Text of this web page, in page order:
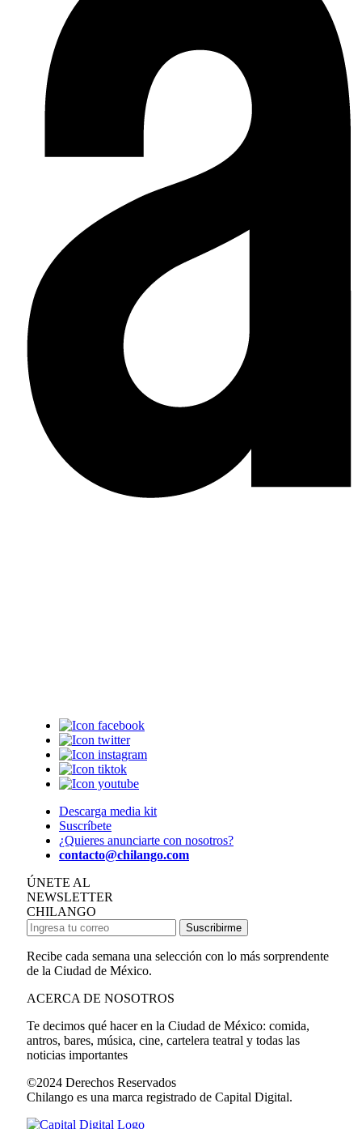
Descarga media kit
Suscríbete
¿Quieres anunciarte con nosotros?
contacto@chilango.com
ÚNETE AL
NEWSLETTER
CHILANGO
Suscribirme
Recibe cada semana una selección con lo más sorprendente
de la Ciudad de México.
ACERCA DE NOSOTROS
Te decimos qué hacer en la Ciudad de México: comida,
antros, bares, música, cine, cartelera teatral y todas las
noticias importantes
©2024 Derechos Reservados
Chilango es una marca registrado de Capital Digital.